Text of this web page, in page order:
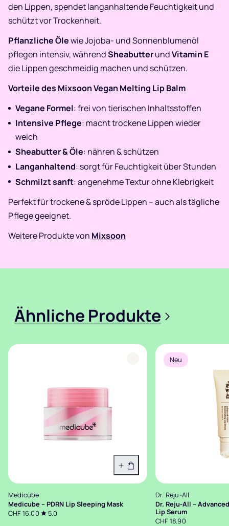
den Lippen, spendet langanhaltende Feuchtigkeit und
schützt vor Trockenheit.
Pflanzliche Ölewie Jojoba- und Sonnenblumenöl
pflegen intensiv, währendSheabutterundVitamin E
die Lippen geschmeidig machen und schützen.
Vorteile des Mixsoon Vegan Melting Lip Balm
Vegane Formel: frei von tierischen Inhaltsstoffen
Intensive Pflege: macht trockene Lippen wieder
weich
Sheabutter & Öle: nähren & schützen
Langanhaltend: sorgt für Feuchtigkeit über Stunden
Schmilzt sanft: angenehme Textur ohne Klebrigkeit
Perfekt für trockene & spröde Lippen – auch als tägliche
Pflege geeignet.
Weitere Produkte von Mixsoon
Ähnliche Produkte >
In den Warenkorb
Medicube
Medicube – PDRN Lip Sleeping Mask
CHF 16.00
5.0
Neu
Dr. Reju-All
Dr. Reju-All –
Lip Serum
CHF 18.90